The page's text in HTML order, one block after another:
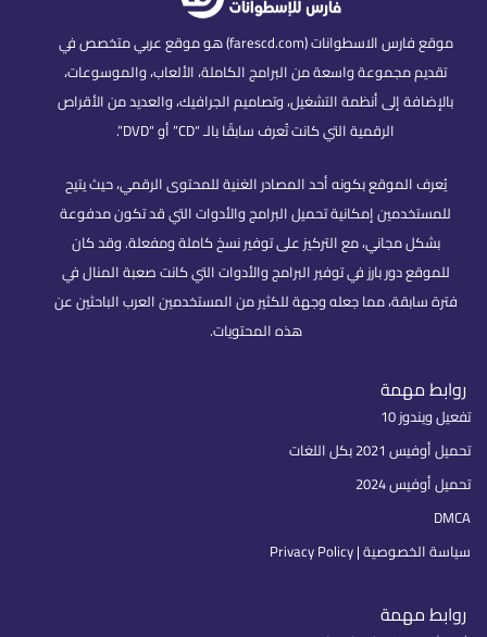
موقع فارس الاسطوانات (farescd.com) هو موقع عربي متخصص في
تقديم مجموعة واسعة من البرامج الكاملة، الألعاب، والموسوعات،
بالإضافة إلى أنظمة التشغيل، وتصاميم الجرافيك، والعديد من الأقراص
الرقمية التي كانت تُعرف سابقًا بالـ “CD” أو “DVD”.
يُعرف الموقع بكونه أحد المصادر الغنية للمحتوى الرقمي، حيث يتيح
للمستخدمين إمكانية تحميل البرامج والأدوات التي قد تكون مدفوعة
بشكل مجاني، مع التركيز على توفير نسخ كاملة ومفعلة. وقد كان
للموقع دور بارز في توفير البرامج والأدوات التي كانت صعبة المنال في
فترة سابقة، مما جعله وجهة للكثير من المستخدمين العرب الباحثين عن
هذه المحتويات.
روابط مهمة
تفعيل ويندوز 10
تحميل أوفيس 2021 بكل اللغات
تحميل أوفيس 2024
DMCA
سياسة الخصوصية | Privacy Policy
روابط مهمة